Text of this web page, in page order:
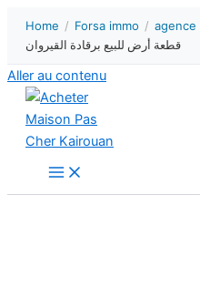
Home / Forsa immo / agence
قطعة أرض للبيع برقادة القيروان
Aller au contenu